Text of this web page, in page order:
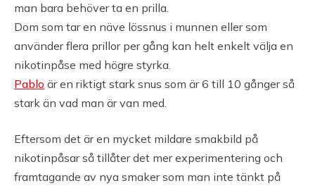
man bara behöver ta en prilla.
Dom som tar en näve lössnus i munnen eller som
använder flera prillor per gång kan helt enkelt välja en
nikotinpåse med högre styrka.
Pablo är en riktigt stark snus som är 6 till 10 gånger så
stark än vad man är van med.
Eftersom det är en mycket mildare smakbild på
nikotinpåsar så tillåter det mer experimentering och
framtagande av nya smaker som man inte tänkt på